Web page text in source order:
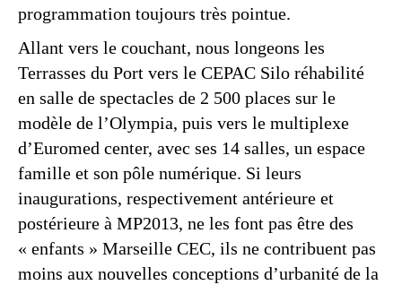
programmation toujours très pointue.
Allant vers le couchant, nous longeons les
Terrasses du Port vers le CEPAC Silo réhabilité
en salle de spectacles de 2 500 places sur le
modèle de l’Olympia, puis vers le multiplexe
d’Euromed center, avec ses 14 salles, un espace
famille et son pôle numérique. Si leurs
inaugurations, respectivement antérieure et
postérieure à MP2013, ne les font pas être des
« enfants » Marseille CEC, ils ne contribuent pas
moins aux nouvelles conceptions d’urbanité de la